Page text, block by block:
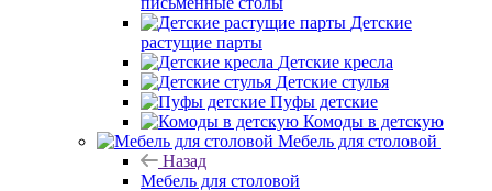
Детские
растущие парты
Детские кресла
Детские стулья
Пуфы детские
Комоды в детскую
Мебель для столовой
Назад
Мебель для столовой